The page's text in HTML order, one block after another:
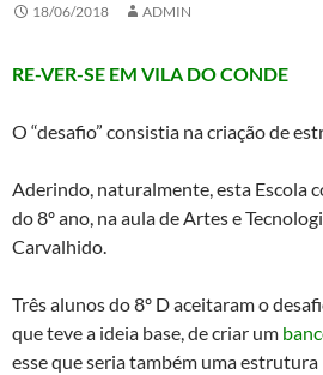
18/06/2018 ADMIN
RE-VER-SE EM VILA DO CONDE
O “desafio” consistia na criação de
Aderindo, naturalmente, esta Escola
do 8º ano, na aula de Artes e
Carvalhido.
Três alunos do 8º D aceitaram o
que teve a ideia base, de criar um
esse que seria também uma